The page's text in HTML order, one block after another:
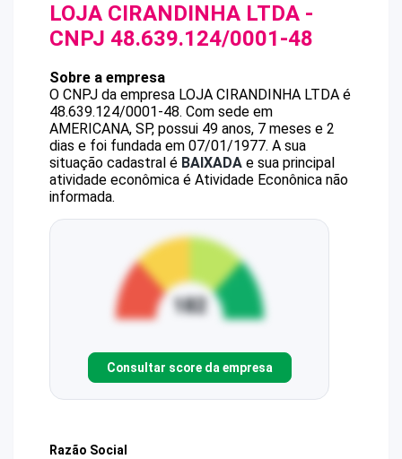
LOJA CIRANDINHA LTDA -
CNPJ 48.639.124/0001-48
Sobre a empresa
O CNPJ da empresa LOJA CIRANDINHA LTDA é
48.639.124/0001-48. Com sede em
AMERICANA, SP, possui 49 anos, 7 meses e 2
dias e foi fundada em 07/01/1977. A sua
situação cadastral é BAIXADA e sua principal
atividade econômica é Atividade Econônica não
informada.
Consultar score da empresa
Razão Social